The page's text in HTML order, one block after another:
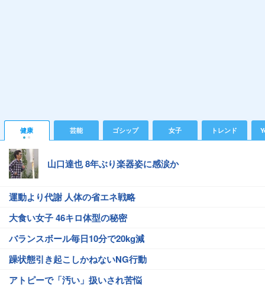
健康 芸能 ゴシップ 女子 トレンド
山口達也 8年ぶり楽器姿に感涙か
運動より代謝 人体の省エネ戦略
大食い女子 46キロ体型の秘密
バランスボール毎日10分で20kg減
躁状態引き起こしかねないNG行動
アトピーで「汚い」扱いされ苦悩